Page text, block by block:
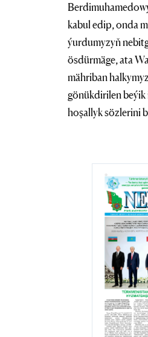
kabul edip, onda
ýurdumyzyň
ösdürmäge, ata
mähriban
gönükdirilen
hoşallyk sözlerini